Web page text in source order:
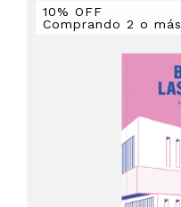
10% OFF
Comprando 2 o más